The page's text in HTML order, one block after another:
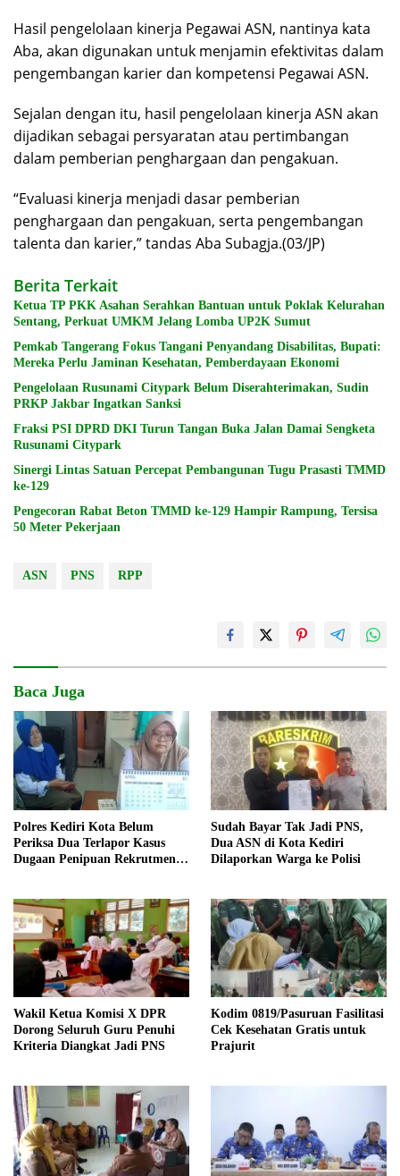
Hasil pengelolaan kinerja Pegawai ASN, nantinya kata
Aba, akan digunakan untuk menjamin efektivitas dalam
pengembangan karier dan kompetensi Pegawai ASN.
Sejalan dengan itu, hasil pengelolaan kinerja ASN akan
dijadikan sebagai persyaratan atau pertimbangan
dalam pemberian penghargaan dan pengakuan.
“Evaluasi kinerja menjadi dasar pemberian
penghargaan dan pengakuan, serta pengembangan
talenta dan karier,” tandas Aba Subagja.(03/JP)
Berita Terkait
Ketua TP PKK Asahan Serahkan Bantuan untuk Poklak Kelurahan
Sentang, Perkuat UMKM Jelang Lomba UP2K Sumut
Pemkab Tangerang Fokus Tangani Penyandang Disabilitas, Bupati:
Mereka Perlu Jaminan Kesehatan, Pemberdayaan Ekonomi
Pengelolaan Rusunami Citypark Belum Diserahterimakan, Sudin
PRKP Jakbar Ingatkan Sanksi
Fraksi PSI DPRD DKI Turun Tangan Buka Jalan Damai Sengketa
Rusunami Citypark
Sinergi Lintas Satuan Percepat Pembangunan Tugu Prasasti TMMD
ke-129
Pengecoran Rabat Beton TMMD ke-129 Hampir Rampung, Tersisa
50 Meter Pekerjaan
ASN PNS RPP
Baca Juga
Polres Kediri Kota Belum
Periksa Dua Terlapor Kasus
Dugaan Penipuan Rekrutmen
Sudah Bayar Tak Jadi PNS,
Dua ASN di Kota Kediri
Dilaporkan Warga ke Polisi
Wakil Ketua Komisi X DPR
Dorong Seluruh Guru Penuhi
Kriteria Diangkat Jadi PNS
Kodim 0819/Pasuruan Fasilitasi
Cek Kesehatan Gratis untuk
Prajurit